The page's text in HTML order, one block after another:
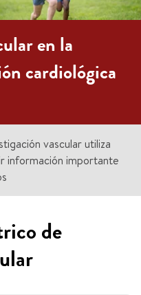
en la
cardiológica
vascular utiliza
información importante
de